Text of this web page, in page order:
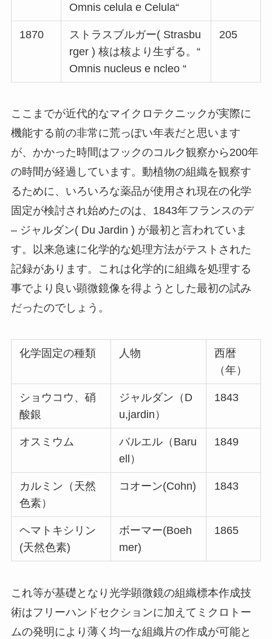
Omnis celula e Celula“
1870
ストラスブルガー( Strasbu
rger ) 核は核より生ずる。“
Omnis nucleus e ncleo “
205
ここまでが近代的なマイクロテクニックが実際に
機能する前の非常に荒っぽい年表だと思います
が、かかった時間はフックのコルク観察から200年
の時間が経過しています。動植物の組織を観察す
るために、いろいろな薬品が使用され現在の化学
固定が検討され始めたのは、1843年フランスのデ
– ジャルダン( Du Jardin ) が最初と言われていま
す。以来急速に化学的な処理方法がテストされた
記録があります。これは化学的に組織を処理する
事でより良い顕微鏡像を得ようとした最初の試み
だったのでしょう。
化学固定の種類 人物
西暦
（年）
ショウコウ、硝
酸銀
ジャルダン（D
u,jardin）
1843
オスミウム
バルエル（Baru
ell）
1849
カルミン（天然
色素）
コオーン(Cohn) 1843
ヘマトキシリン
(天然色素)
ボーマー(Boeh
mer)
1865
これ等が基礎となり光学顕微鏡の組織標本作成技
術はフリーハンドセクションに加えてミクロトー
ムの発明により薄く均一な組織片の作成が可能と